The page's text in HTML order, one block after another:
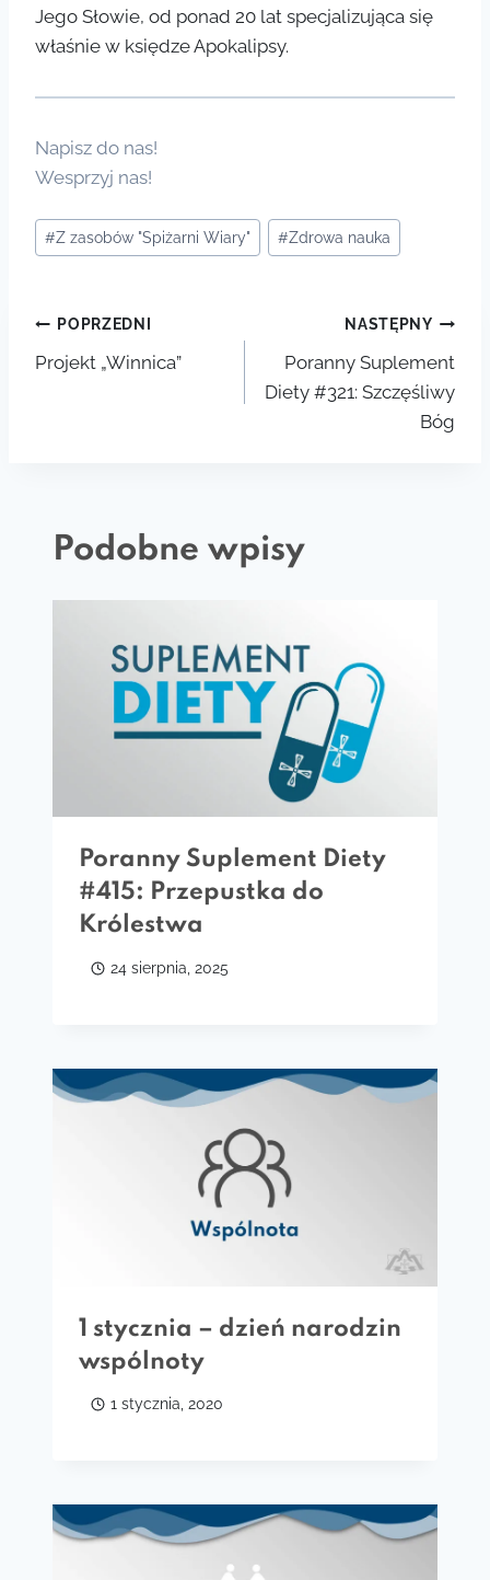
Jego Słowie, od ponad 20 lat specjalizująca się
właśnie w księdze Apokalipsy.
Napisz do nas!
Wesprzyj nas!
Tagi
wpisu:
#Z zasobów "Spiżarni Wiary" #Zdrowa nauka
Nawigacja
wpisu
POPRZEDNI
Projekt „Winnica”
NASTĘPNY
Poranny Suplement
Diety #321: Szczęśliwy
Bóg
Podobne wpisy
Poranny Suplement Diety
#415: Przepustka do
Królestwa
24 sierpnia, 2025
1 stycznia – dzień narodzin
wspólnoty
1 stycznia, 2020